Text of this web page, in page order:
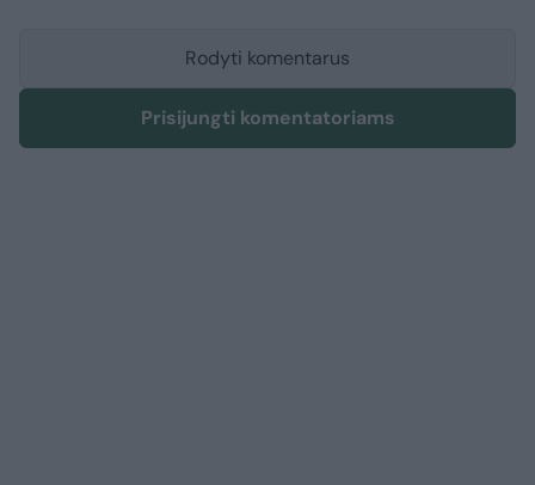
Rodyti komentarus
Prisijungti komentatoriams